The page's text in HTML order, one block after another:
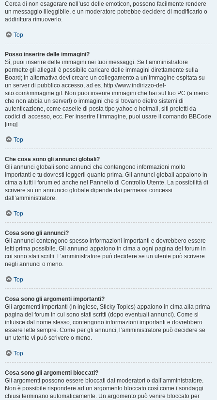
Cerca di non esagerare nell’uso delle emoticon, possono facilmente rendere
un messaggio illeggibile, e un moderatore potrebbe decidere di modificarlo o
addirittura rimuoverlo.
Top
Posso inserire delle immagini?
Sì, puoi inserire delle immagini nei tuoi messaggi. Se l’amministratore
permette gli allegati è possibile caricare delle immagini direttamente sulla
Board; in alternativa devi creare un collegamento a un’immagine ospitata su
un server di pubblico accesso, ad es. http://www.indirizzo-del-
sito.com/immagine.gif. Non puoi inserire immagini che hai sul tuo PC (a meno
che non abbia un server!) o immagini che si trovano dietro sistemi di
autenticazione, come caselle di posta tipo yahoo o hotmail, siti protetti da
codici di accesso, ecc. Per inserire l’immagine, puoi usare il comando BBCode
[img].
Top
Che cosa sono gli annunci globali?
Gli annunci globali sono annunci che contengono informazioni molto
importanti e tu dovresti leggerli quanto prima. Gli annunci globali appaiono in
cima a tutti i forum ed anche nel Pannello di Controllo Utente. La possibilità di
scrivere su un annuncio globale dipende dai permessi concessi
dall’amministratore.
Top
Cosa sono gli annunci?
Gli annunci contengono spesso informazioni importanti e dovrebbero essere
letti prima possibile. Gli annunci appaiono in cima a ogni pagina del forum in
cui sono stati scritti. L’amministratore può decidere se un utente può scrivere
negli annunci o meno.
Top
Cosa sono gli argomenti importanti?
Gli argomenti importanti (in inglese, Sticky Topics) appaiono in cima alla prima
pagina del forum in cui sono stati scritti (dopo eventuali annunci). Come si
intuisce dal nome stesso, contengono informazioni importanti e dovrebbero
essere lette sempre. Come per gli annunci, l’amministratore può decidere se
un utente vi può scrivere o meno.
Top
Cosa sono gli argomenti bloccati?
Gli argomenti possono essere bloccati dai moderatori o dall’amministratore.
Non è possibile rispondere ad un argomento bloccato così come i sondaggi
chiusi terminano automaticamente. Un argomento può venire bloccato per